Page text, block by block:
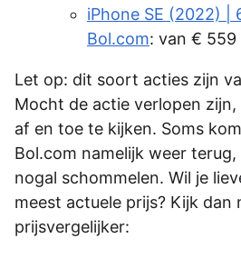
iPhone SE (2022) |
Bol.com: van €
Let op: dit soort acties zijn
Mocht de actie verlopen
af en toe te kijken. Soms
Bol.com namelijk weer
nogal schommelen. Wil je
meest actuele prijs? Kijk dan
prijsvergelijker: